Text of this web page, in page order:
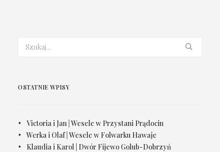
OSTATNIE WPISY
Victoria i Jan | Wesele w Przystani Prądocin
Werka i Olaf | Wesele w Folwarku Hawaje
Klaudia i Karol | Dwór Fijewo Golub-Dobrzyń